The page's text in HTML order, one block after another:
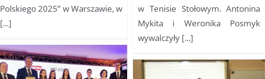
Polskiego 2025” w Warszawie, w
[...]
w Tenisie Stołowym. Antonina
Mykita i Weronika Posmyk
wywalczyły [...]